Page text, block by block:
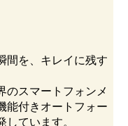
間を、キレイに残す
のスマートフォンメ
能付きオートフォー
ています。